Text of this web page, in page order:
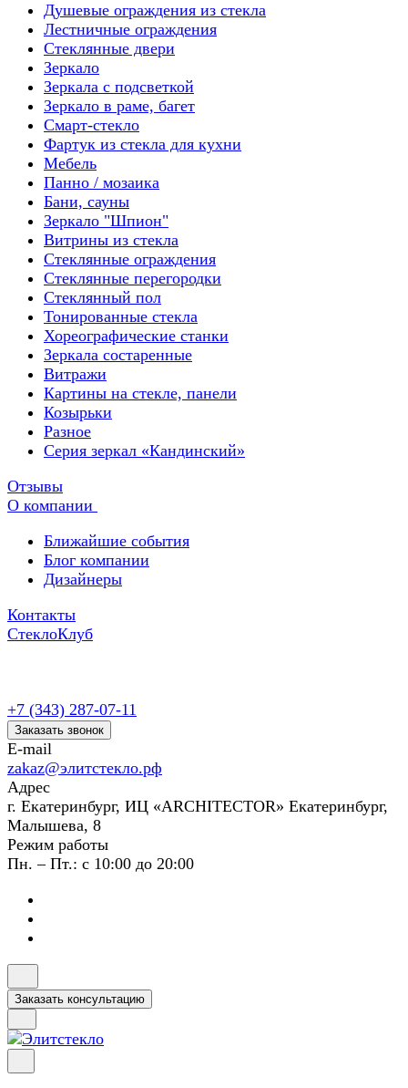
Душевые ограждения из стекла
Лестничные ограждения
Стеклянные двери
Зеркало
Зеркала с подсветкой
Зеркало в раме, багет
Смарт-стекло
Фартук из стекла для кухни
Мебель
Панно / мозаика
Бани, сауны
Зеркало "Шпион"
Витрины из стекла
Стеклянные ограждения
Стеклянные перегородки
Стеклянный пол
Тонированные стекла
Хореографические станки
Зеркала состаренные
Витражи
Картины на стекле, панели
Козырьки
Разное
Серия зеркал «Кандинский»
Отзывы
О компании
Ближайшие события
Блог компании
Дизайнеры
Контакты
СтеклоКлуб
+7 (343) 287-07-11
Заказать звонок
E-mail
zakaz@элитстекло.рф
Адрес
г. Екатеринбург, ИЦ «ARCHITECTOR» Екатеринбург,
Малышева, 8
Режим работы
Пн. – Пт.: с 10:00 до 20:00
Заказать консультацию